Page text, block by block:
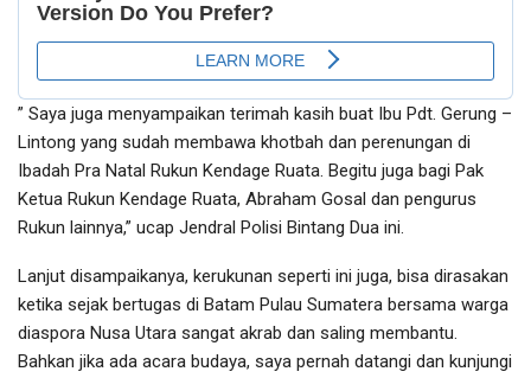
” Saya juga menyampaikan terimah kasih buat Ibu Pdt. Gerung –
Lintong yang sudah membawa khotbah dan perenungan di
Ibadah Pra Natal Rukun Kendage Ruata. Begitu juga bagi Pak
Ketua Rukun Kendage Ruata, Abraham Gosal dan pengurus
Rukun lainnya,” ucap Jendral Polisi Bintang Dua ini.
Lanjut disampaikanya, kerukunan seperti ini juga, bisa dirasakan
ketika sejak bertugas di Batam Pulau Sumatera bersama warga
diaspora Nusa Utara sangat akrab dan saling membantu.
Bahkan jika ada acara budaya, saya pernah datangi dan kunjungi